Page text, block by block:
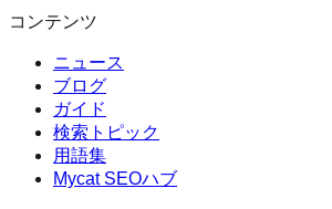
コンテンツ
ニュース
ブログ
ガイド
検索トピック
用語集
Mycat SEOハブ